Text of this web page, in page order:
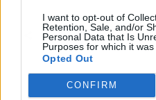
I want to opt-out of
Retention, Sale, and/or
Personal Data that Is
Purposes for which it was
Opted Out
CONFIRM